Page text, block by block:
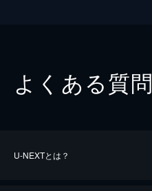
よくある質問
U-NEXTとは？